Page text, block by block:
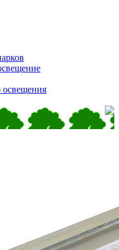
освещения